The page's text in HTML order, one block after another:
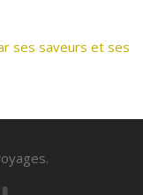
ses saveurs et ses